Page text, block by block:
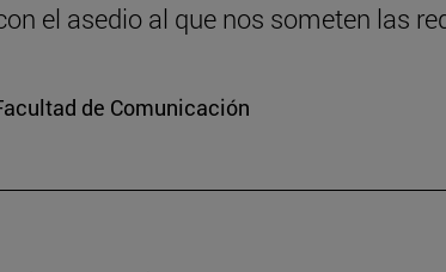
el asedio al que nos someten las
de Comunicación